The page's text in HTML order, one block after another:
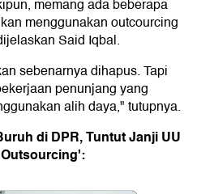
memang ada beberapa
menggunakan outcourcing
Said Iqbal.
sebenarnya dihapus. Tapi
penunjang yang
alih daya," tutupnya.
di DPR, Tuntut Janji UU